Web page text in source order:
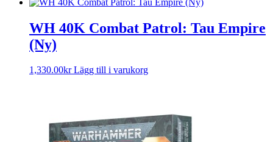
WH 40K Combat Patrol: Tau Empire
(Ny)
1,330.00kr Lägg till i varukorg